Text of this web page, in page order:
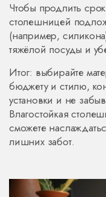
Чтобы продлить
столешницей
(например,
тяжёлой посуды и
Итог: выбирайте
бюджету и стилю,
установки и не
Влагостойкая
сможете
лишних забот.